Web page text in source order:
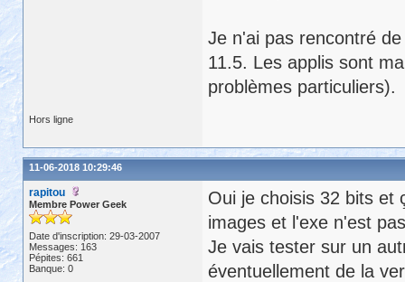
Je n'ai pas rencontré
11.5. Les applis sont
problèmes particuliers).
Hors ligne
11-06-2018 10:29:46
rapitou
Membre Power Geek
Date d'inscription: 29-03-2007
Messages: 163
Pépites: 661
Banque: 0
Oui je choisis 32 bits et
images et l'exe n'est
Je vais tester sur un
éventuellement de la